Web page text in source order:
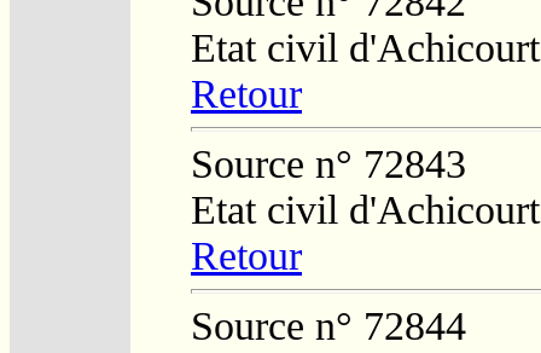
Etat civil d'Achicourt
Retour
Source n° 72843
Etat civil d'Achicourt
Retour
Source n° 72844